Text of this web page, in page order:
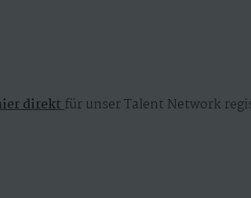
direktfür unser Talent Network